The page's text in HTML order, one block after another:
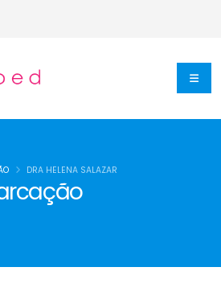
DRA HELENA SALAZAR